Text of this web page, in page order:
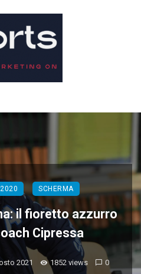
SCHERMA
il fioretto azzurro
Cipressa
2021 1852 views 0